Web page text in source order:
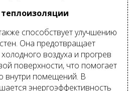
способствует улучшению
Она предотвращает
воздуха и прогрев
поверхности, что помогает
внутри помещений. В
энергоэффективность